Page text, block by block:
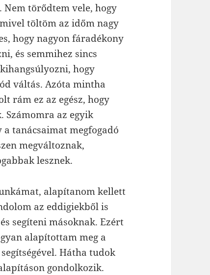
Nem törődtem vele, hogy
töltöm az időm nagy
hogy nagyon fáradékony
és semmihez sincs
hogy
váltás. Azóta mintha
rám ez az egész, hogy
Számomra az egyik
tanácsaimat megfogadó
megváltoznak,
lesznek.
alapítanom kellett
az eddigiekből is
segíteni másoknak. Ezért
alapítottam meg a
Hátha tudok
gondolkozik.